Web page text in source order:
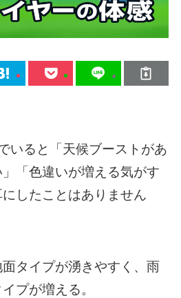
いると「天候ブーストがあ
「色違いが増える気がす
したことはありません
タイプが湧きやすく、雨
プが増える。